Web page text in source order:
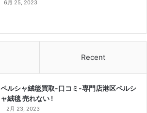
6月 25, 2023
Recent
ペルシャ絨毯買取-口コミ-専門店港区ペルシ
ャ絨毯 売れない !
2月 23, 2023